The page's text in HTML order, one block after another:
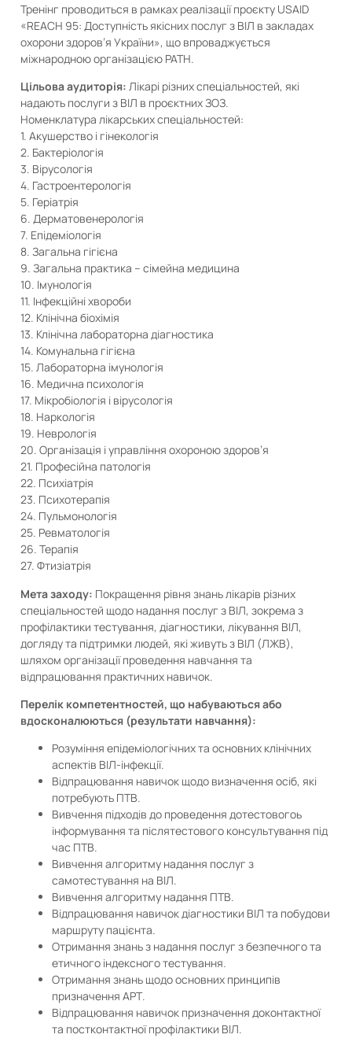
Тренінг проводиться в рамках реалізації проєкту USAID
«REACH 95: Доступність якісних послуг з ВІЛ в закладах
охорони здоров’я України», що впроваджується
міжнародною організацією PATH.
Цільова аудиторія: Лікарі різних спеціальностей, які
надають послуги з ВІЛ в проєктних ЗОЗ.
Номенклатура лікарських спеціальностей:
1. Акушерство і гінекологія
2. Бактеріологія
3. Вірусологія
4. Гастроентерологія
5. Геріатрія
6. Дерматовенерологія
7. Епідеміологія
8. Загальна гігієна
9. Загальна практика – сімейна медицина
10. Імунологія
11. Інфекційні хвороби
12. Клінічна біохімія
13. Клінічна лабораторна діагностика
14. Комунальна гігієна
15. Лабораторна імунологія
16. Медична психологія
17. Мікробіологія і вірусологія
18. Наркологія
19. Неврологія
20. Організація і управління охороною здоров’я
21. Професійна патологія
22. Психіатрія
23. Психотерапія
24. Пульмонологія
25. Ревматологія
26. Терапія
27. Фтизіатрія
Мета заходу: Покращення рівня знань лікарів різних
спеціальностей щодо надання послуг з ВІЛ, зокрема з
профілактики тестування, діагностики, лікування ВІЛ,
догляду та підтримки людей, які живуть з ВІЛ (ЛЖВ),
шляхом організації проведення навчання та
відпрацювання практичних навичок.
Перелік компетентностей, що набуваються або
вдосконалюються (результати навчання):
Розуміння епідеміологічних та основних клінічних
аспектів ВІЛ-інфекції.
Відпрацювання навичок щодо визначення осіб, які
потребують ПТВ.
Вивчення підходів до проведення дотестовогоь
інформування та післятестового консультування під
час ПТВ.
Вивчення алгоритму надання послуг з
самотестування на ВІЛ.
Вивчення алгоритму надання ПТВ.
Відпрацювання навичок діагностики ВІЛ та побудови
маршруту пацієнта.
Отримання знань з надання послуг з безпечного та
етичного індексного тестування.
Отримання знань щодо основних принципів
призначення АРТ.
Відпрацювання навичок призначення доконтактної
та постконтактної профілактики ВІЛ.